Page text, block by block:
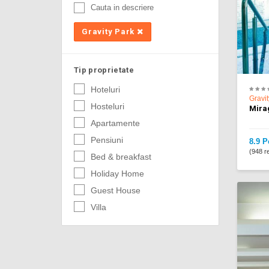
Cauta in descriere
Gravity Park
Tip proprietate
Hoteluri
Hosteluri
Apartamente
Pensiuni
Bed & breakfast
Holiday Home
Guest House
Villa
8.9
(948